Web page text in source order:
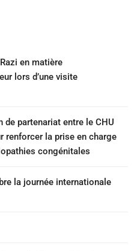
en matière
lors d’une visite
de partenariat entre le CHU
renforcer la prise en charge
congénitales
la journée internationale